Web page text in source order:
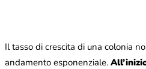
Il tasso di crescita di una colonia
andamento esponenziale.